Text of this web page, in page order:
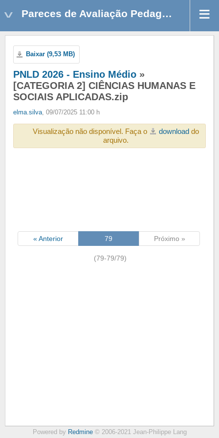
Pareces de Avaliação Pedagógica
Baixar (9,53 MB)
PNLD 2026 - Ensino Médio »
[CATEGORIA 2] CIÊNCIAS HUMANAS E
SOCIAIS APLICADAS.zip
elma.silva, 09/07/2025 11:00 h
Visualização não disponível. Faça o download do
arquivo.
« Anterior 79 Próximo »
(79-79/79)
Powered by Redmine© 2006-2021 Jean-Philippe Lang